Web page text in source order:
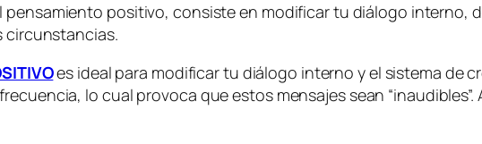
positivo, consiste en modificar tu diálogo interno,
circunstancias.
es ideal para modificar tu diálogo interno y el sistema de
lo cual provoca que estos mensajes sean